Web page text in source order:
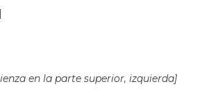
en la parte superior, izquierda]